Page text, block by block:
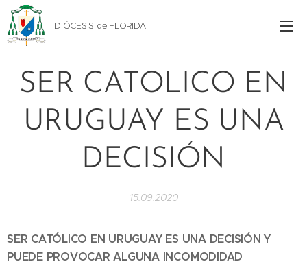
DIÓCESIS de FLORIDA
SER CATOLICO EN
URUGUAY ES UNA
DECISIÓN
15.09.2020
SER CATÓLICO EN URUGUAY ES UNA DECISIÓN Y
PUEDE PROVOCAR ALGUNA INCOMODIDAD